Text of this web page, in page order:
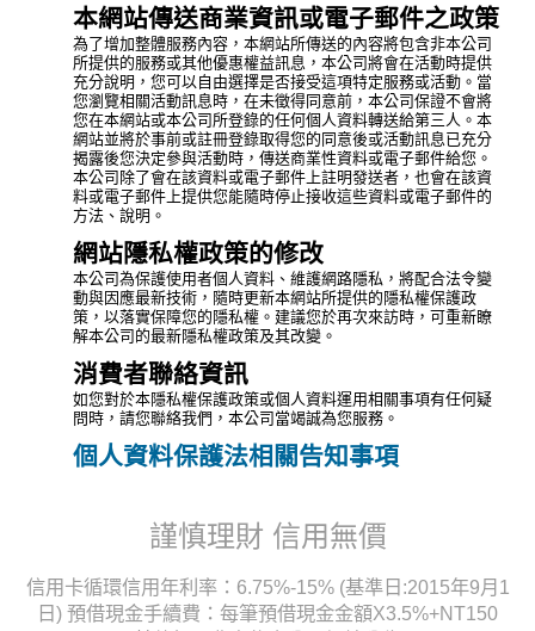
本網站傳送商業資訊或電子郵件之政策
為了增加整體服務內容，本網站所傳送的內容將包含非本公司
所提供的服務或其他優惠權益訊息，本公司將會在活動時提供
充分說明，您可以自由選擇是否接受這項特定服務或活動。當
您瀏覽相關活動訊息時，在未徵得同意前，本公司保證不會將
您在本網站或本公司所登錄的任何個人資料轉送給第三人。本
網站並將於事前或註冊登錄取得您的同意後或活動訊息已充分
揭露後您決定參與活動時，傳送商業性資料或電子郵件給您。
本公司除了會在該資料或電子郵件上註明發送者，也會在該資
料或電子郵件上提供您能隨時停止接收這些資料或電子郵件的
方法、說明。
網站隱私權政策的修改
本公司為保護使用者個人資料、維護網路隱私，將配合法令變
動與因應最新技術，隨時更新本網站所提供的隱私權保護政
策，以落實保障您的隱私權。建議您於再次來訪時，可重新瞭
解本公司的最新隱私權政策及其改變。
消費者聯絡資訊
如您對於本隱私權保護政策或個人資料運用相關事項有任何疑
問時，請您聯絡我們，本公司當竭誠為您服務。
個人資料保護法相關告知事項
謹慎理財 信用無價
信用卡循環信用年利率：6.75%-15% (基準日:2015年9月1
日) 預借現金手續費：每筆預借現金金額X3.5%+NT150